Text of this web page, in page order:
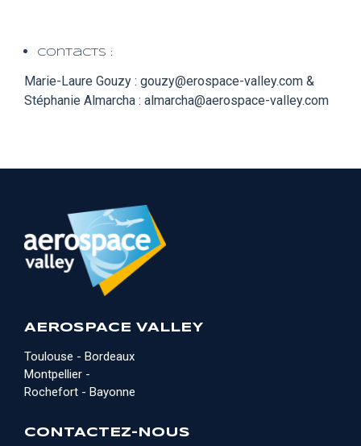
Contacts :
Marie-Laure Gouzy : gouzy@erospace-valley.com &
Stéphanie Almarcha : almarcha@aerospace-valley.com
AEROSPACE VALLEY
Toulouse - Bordeaux
Montpellier -
Rochefort - Bayonne
CONTACTEZ-NOUS